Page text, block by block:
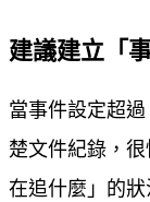
建議建立「
當事件設定超
楚文件紀錄，
在追什麼」的狀